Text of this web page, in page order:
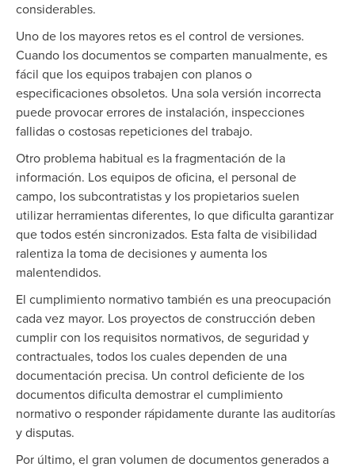
considerables.
Uno de los mayores retos es el control de versiones.
Cuando los documentos se comparten manualmente, es
fácil que los equipos trabajen con planos o
especificaciones obsoletos. Una sola versión incorrecta
puede provocar errores de instalación, inspecciones
fallidas o costosas repeticiones del trabajo.
Otro problema habitual es la fragmentación de la
información. Los equipos de oficina, el personal de
campo, los subcontratistas y los propietarios suelen
utilizar herramientas diferentes, lo que dificulta garantizar
que todos estén sincronizados. Esta falta de visibilidad
ralentiza la toma de decisiones y aumenta los
malentendidos.
El cumplimiento normativo también es una preocupación
cada vez mayor. Los proyectos de construcción deben
cumplir con los requisitos normativos, de seguridad y
contractuales, todos los cuales dependen de una
documentación precisa. Un control deficiente de los
documentos dificulta demostrar el cumplimiento
normativo o responder rápidamente durante las auditorías
y disputas.
Por último, el gran volumen de documentos generados a